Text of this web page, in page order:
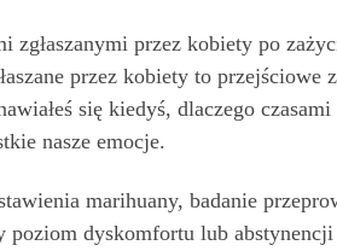
zgłaszanymi przez kobiety po
przez kobiety to
się kiedyś, dlaczego
nasze emocje.
marihuany, badanie
dyskomfortu lub